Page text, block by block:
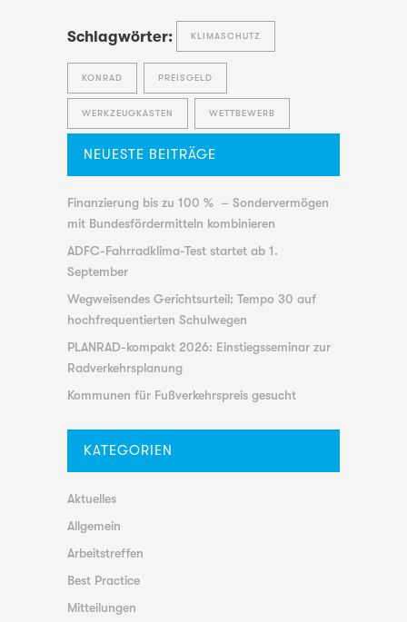
Schlagwörter: KLIMASCHUTZ
KONRAD PREISGELD
WERKZEUGKASTEN WETTBEWERB
NEUESTE BEITRÄGE
Finanzierung bis zu 100 % – Sondervermögen
mit Bundesfördermitteln kombinieren
ADFC-Fahrradklima-Test startet ab 1.
September
Wegweisendes Gerichtsurteil: Tempo 30 auf
hochfrequentierten Schulwegen
PLANRAD-kompakt 2026: Einstiegsseminar zur
Radverkehrsplanung
Kommunen für Fußverkehrspreis gesucht
KATEGORIEN
Aktuelles
Allgemein
Arbeitstreffen
Best Practice
Mitteilungen